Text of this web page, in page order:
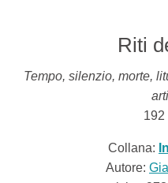
Riti
Tempo, silenzio, morte,
192
Collana:
Autore: